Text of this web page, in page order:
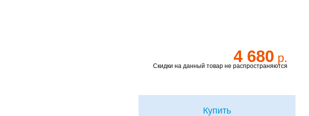
4 680 р.
Скидки на данный товар не распространяются
Купить